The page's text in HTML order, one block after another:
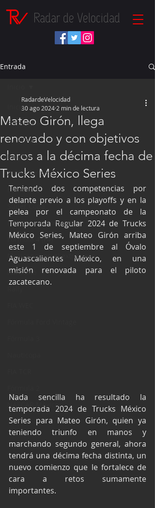
Radar de Velocidad
Entrada
Inicio
Fórmula 1
NASCAR
IndyCar
Autos Turismo
Fórmula E
Súper Copa
Industria Automotriz
Fórmula 4 (F4)
Mexicanos en el extranjero
Kartismo
NASCAR México
Mateo Girón, llega
renovado y con objetivos
claros a la décima fecha de
Trucks México Series
RadardeVelocidad
30 ago 2024 2 min de lectura
Teniendo dos competencias por
delante previo a los playoffs y en la
pelea por el campeonato de la
Temporada Regular 2024 de Trucks
México Series, Mateo Girón arriba
este 1 de septiembre al Óvalo
Aguascalientes México, en una
misión renovada para el piloto
zacatecano.
Nada sencilla ha resultado la
temporada 2024 de Trucks México
Series para Mateo Girón, quien ya
teniendo triunfo en manos y
marchando segundo general, ahora
tendrá una décima fecha distinta, un
nuevo comienzo que le fortalece de
cara a retos sumamente
importantes.